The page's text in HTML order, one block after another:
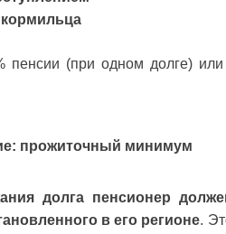
пенсии (при одном долге)
прожиточный минимум
долга пенсионер
в его регионе.